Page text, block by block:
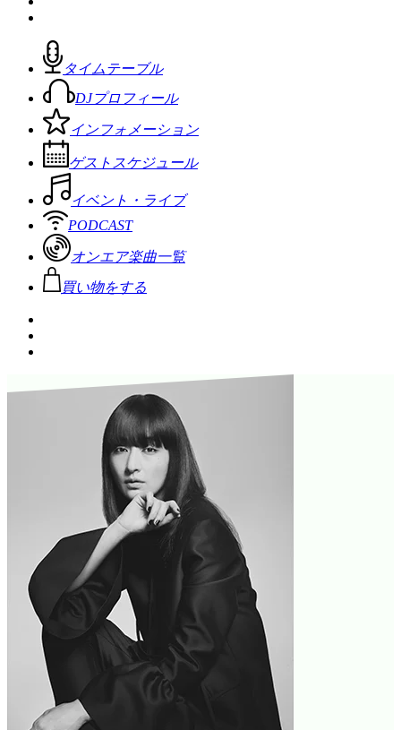
タイムテーブル
DJプロフィール
インフォメーション
ゲストスケジュール
イベント・ライブ
PODCAST
オンエア楽曲一覧
買い物をする